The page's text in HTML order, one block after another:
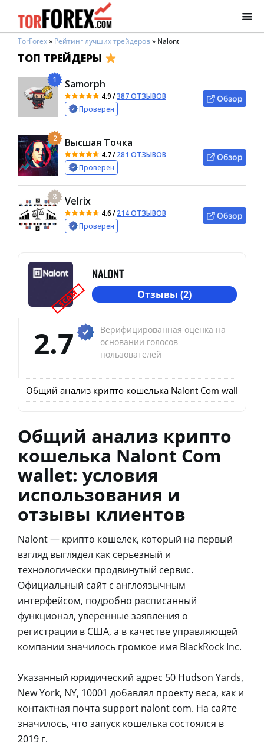
TorForex» Рейтинг лучших трейдеров» Nalont
ТОП ТРЕЙДЕРЫ
1 Samorph
4.9/387 ОТЗЫВОВ
Проверен
Обзор
2 Высшая Точка
4.7/281 ОТЗЫВОВ
Проверен
Обзор
3 Velrix
4.6/214 ОТЗЫВОВ
Проверен
Обзор
SCAM
NALONT
Отзывы (2)
2.7
Верифицированная оценка на
основании голосов
пользователей
Общий анализ крипто кошелька Nalont Com wallet:
Общий анализ крипто
кошелька Nalont Com
wallet: условия
использования и
отзывы клиентов
Nalont — крипто кошелек, который на первый
взгляд выглядел как серьезный и
технологически продвинутый сервис.
Официальный сайт с англоязычным
интерфейсом, подробно расписанный
функционал, уверенные заявления о
регистрации в США, а в качестве управляющей
компании значилось громкое имя BlackRock Inc.
Указанный юридический адрес 50 Hudson Yards,
New York, NY, 10001 добавлял проекту веса, как и
контактная почта support nalont com. На сайте
значилось, что запуск кошелька состоялся в
2019 г.